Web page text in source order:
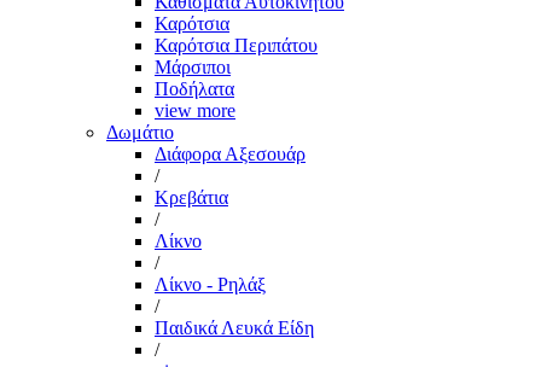
Καρότσια
Καρότσια Περιπάτου
Μάρσιποι
Ποδήλατα
view more
Δωμάτιο
Διάφορα Αξεσουάρ
/
Κρεβάτια
/
Λίκνο
/
Λίκνο - Ρηλάξ
/
Παιδικά Λευκά Είδη
/